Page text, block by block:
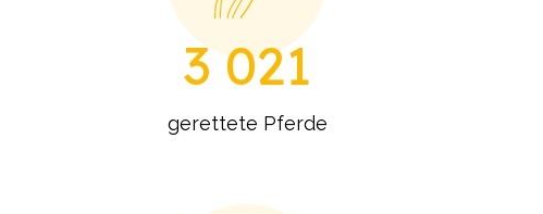
3 021
gerettete Pferde